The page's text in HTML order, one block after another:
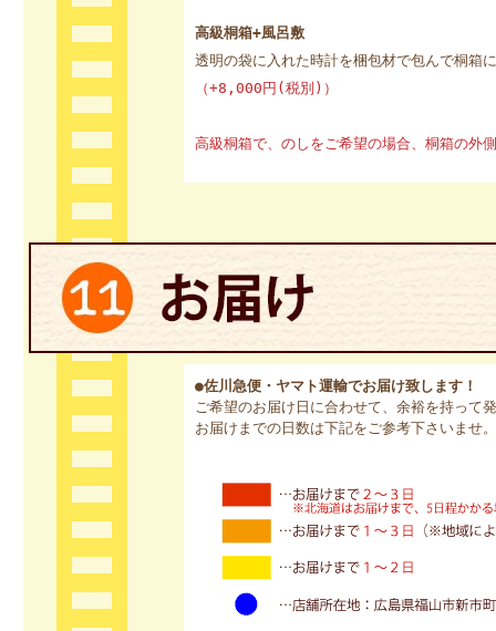
高級桐箱+風呂敷
透明の袋に入れた時計を梱包材で包んで桐箱
（+8,000円(税別)）
高級桐箱で、のしをご希望の場合、桐箱の外
●佐川急便・ヤマト運輸でお届け致します！
ご希望のお届け日に合わせて、余裕を持って
お届けまでの日数は下記をご参考下さいませ。